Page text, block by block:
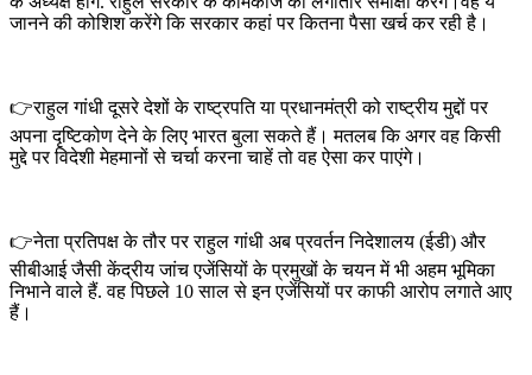
जानने की कोशिश करेंगे कि सरकार कहां पर कितना पैसा खर्च कर रही है।
👉राहुल गांधी दूसरे देशों के राष्ट्रपति या प्रधानमंत्री को राष्ट्रीय मुद्दों पर
अपना दृष्टिकोण देने के लिए भारत बुला सकते हैं। मतलब कि अगर वह किसी
मुद्दे पर विदेशी मेहमानों से चर्चा करना चाहें तो वह ऐसा कर पाएंगे।
👉नेता प्रतिपक्ष के तौर पर राहुल गांधी अब प्रवर्तन निदेशालय (ईडी) और
सीबीआई जैसी केंद्रीय जांच एजेंसियों के प्रमुखों के चयन में भी अहम भूमिका
निभाने वाले हैं. वह पिछले 10 साल से इन एजेंसियों पर काफी आरोप लगाते आए
हैं।